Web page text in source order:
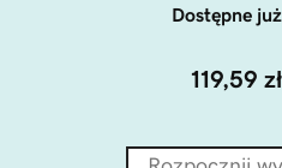
Dostępne
119,59 zł